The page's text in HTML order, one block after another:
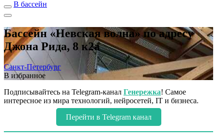
В бассейн
Бассейн «Невская волна» по адресу
Джона Рида, 8 к2а
Санкт-Петербург
В избранное
Подписывайтесь на Telegram-канал Генережка! Самое
интересное из мира технологий, нейросетей, IT и бизнеса.
Перейти в Telegram канал